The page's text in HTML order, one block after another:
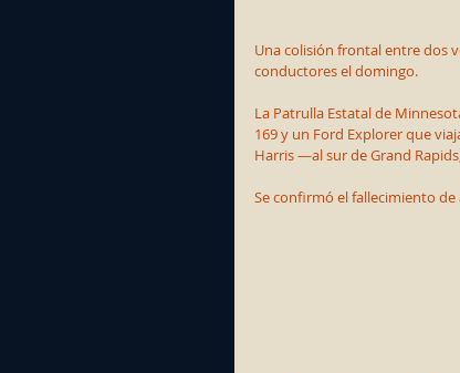
Una colisión frontal entre dos
conductores el domingo.
La Patrulla Estatal de
169 y un Ford Explorer que
Harris —al sur de Grand
Se confirmó el fallecimiento